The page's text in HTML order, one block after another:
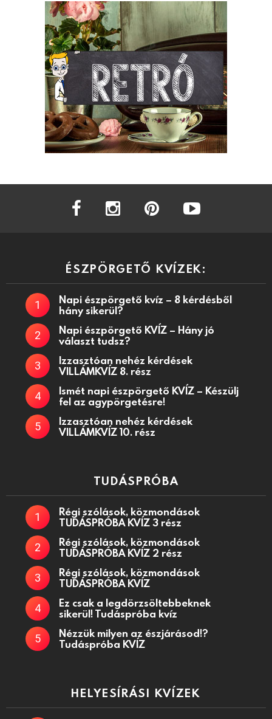
facebook instagram
ÉSZPÖRGETŐ KVÍZEK:
Napi észpörgető kvíz – 8 kérdésből
hány sikerül?
Napi észpörgető KVÍZ – Hány jó
választ tudsz?
Izzasztóan nehéz kérdések
VILLÁMKVÍZ 8. rész
Ismét napi észpörgető KVÍZ – Készülj
fel az agypörgetésre!
Izzasztóan nehéz kérdések
VILLÁMKVÍZ 10. rész
TUDÁSPRÓBA
Régi szólások, közmondások
TUDÁSPRÓBA KVÍZ 3 rész
Régi szólások, közmondások
TUDÁSPRÓBA KVÍZ 2 rész
Régi szólások, közmondások
TUDÁSPRÓBA KVÍZ
Ez csak a legdörzsöltebbeknek
sikerül! Tudáspróba kvíz
Nézzük milyen az észjárásod!?
Tudáspróba KVÍZ
HELYESÍRÁSI KVÍZEK